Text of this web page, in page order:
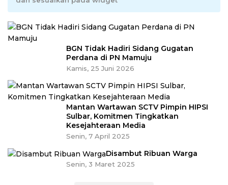
BGN Tidak Hadiri Sidang Gugatan
Perdana di PN Mamuju
Kamis, 25 Juni 2026
Mantan Wartawan SCTV Pimpin HIPSI
Sulbar, Komitmen Tingkatkan
Kesejahteraan Media
Senin, 7 April 2025
Disambut Ribuan Warga
Senin, 3 Maret 2025